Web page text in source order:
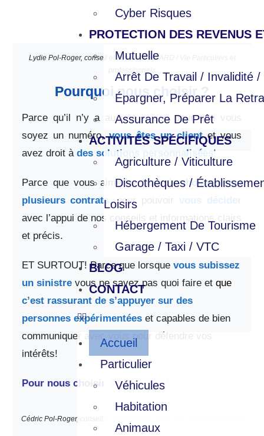
Cyber Risques
PROTECTION DES REVENUS
Mutuelle
Arrêt De Travail / Invalidité /
Épargner, Préparer La
Assurance De Prêt
ACTIVITÉS SPÉCIFIQUES
Agriculture / Viticulture
Discothèques /
Loisirs
Hébergement De Tourisme
Garage / Taxi / VTC
BLOG
CONTACT
Accueil
Particulier
Véhicules
Habitation
Animaux
Lydie Pol-Roger, conseil et souscription IARD / Vie Particuliers et
professionnels
Pourquoi nous choisir ?
Parce qu’il n’y a aucune raison pour que vous
soyez un numéro,vous êtes un clientet vous
avez droit àdes solutions personnalisées !
Parce que vous aimeriez pouvoirchoisir entre
plusieurs contrats ,pour pouvoir
avec l’appui de nos conseils et informations clairs
et précis.
ET SURTOUT! Parce que lorsquevous subissez
un sinistre vous ne savez pas quoi faire etque
c’est rassurant de s’appuyer sur des
personnes expérimentées et capables de bien
communiquer avec vous pour défendre vos
intérêts!
Pour nous choisir, testez-nous!
Cédric Pol-Roger, conseil et souscription IARD / Vie Professionnels et
entreprises